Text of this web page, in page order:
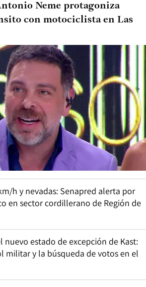
Neme protagoniza
con motociclista en Las
h y nevadas: Senapred alerta por
en sector cordillerano de Región de
nuevo estado de excepción de Kast:
militar y la búsqueda de votos en el